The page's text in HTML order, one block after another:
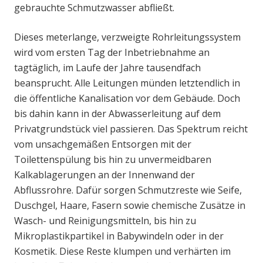
gebrauchte Schmutzwasser abfließt.
Dieses meterlange, verzweigte Rohrleitungssystem
wird vom ersten Tag der Inbetriebnahme an
tagtäglich, im Laufe der Jahre tausendfach
beansprucht. Alle Leitungen münden letztendlich in
die öffentliche Kanalisation vor dem Gebäude. Doch
bis dahin kann in der Abwasserleitung auf dem
Privatgrundstück viel passieren. Das Spektrum reicht
vom unsachgemäßen Entsorgen mit der
Toilettenspülung bis hin zu unvermeidbaren
Kalkablagerungen an der Innenwand der
Abflussrohre. Dafür sorgen Schmutzreste wie Seife,
Duschgel, Haare, Fasern sowie chemische Zusätze in
Wasch- und Reinigungsmitteln, bis hin zu
Mikroplastikpartikel in Babywindeln oder in der
Kosmetik. Diese Reste klumpen und verhärten im